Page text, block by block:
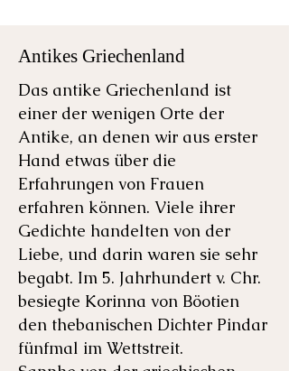
Antikes Griechenland
Das antike Griechenland ist
einer der wenigen Orte der
Antike, an denen wir aus erster
Hand etwas über die
Erfahrungen von Frauen
erfahren können. Viele ihrer
Gedichte handelten von der
Liebe, und darin waren sie sehr
begabt. Im 5. Jahrhundert v. Chr.
besiegte Korinna von Böotien
den thebanischen Dichter Pindar
fünfmal im Wettstreit.